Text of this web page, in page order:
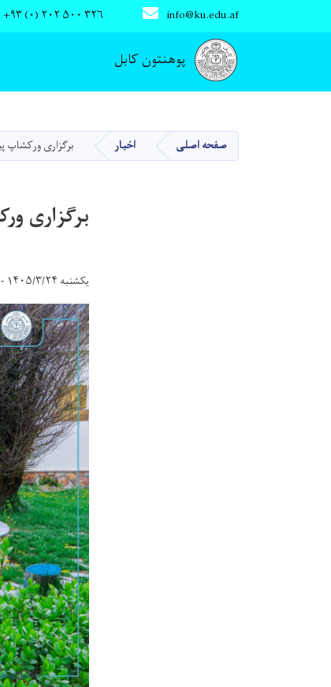
پوهنتون کابل
info@ku.edu.af +۹۳ (۰) ۲۰۲ ۵۰۰ ۳۲۶
Main navigation
صفحه اصلی اخبار برگزاری ورکشاپ
برگزاری
یکشنبه ۱۴۰۵/۳/۲۴ - ۱۶:۱۰